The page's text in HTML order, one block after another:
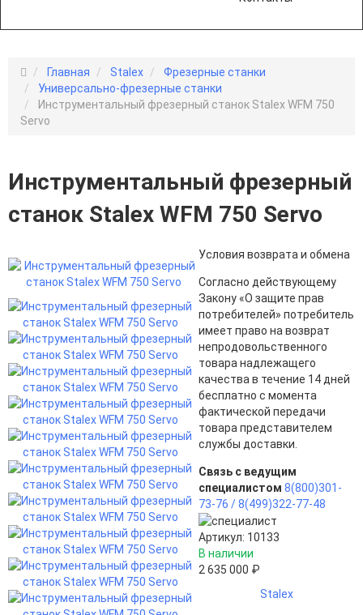
Главная Stalex
Фрезерные станки
Универсально-фрезерные станки
Инструментальный фрезерный станок Stalex WFM 750
Servo
Инструментальный фрезерный
станок Stalex WFM 750 Servo
Условия возврата и обмена
Согласно действующему
Закону «О защите прав
потребителей» потребитель
имеет право на возврат
непродовольственного
товара надлежащего
качества в течение 14 дней
бесплатно с момента
фактической передачи
товара представителем
службы доставки.
Связь с ведущим
специалистом 8(800)301-
73-76 /8(499)322-77-48
Артикул: 10133
В наличии
2 635 000 ₽
Stalex